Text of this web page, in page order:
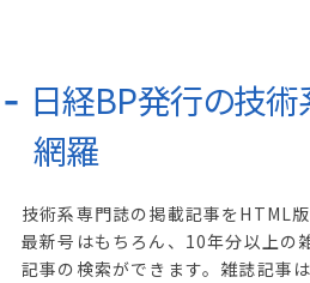
日経BP発行の技
網羅
技術系専門誌の掲載記事をHTML
最新号はもちろん、10年分以上の
記事の検索ができます。雑誌記事